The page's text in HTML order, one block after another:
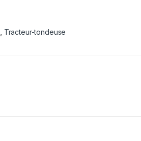
Tracteur-tondeuse